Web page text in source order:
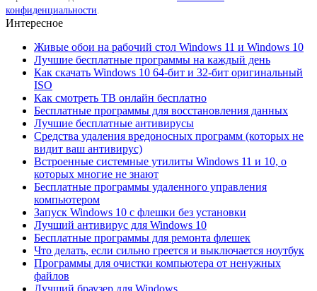
конфиденциальности
Интересное
Живые обои на рабочий стол Windows 11 и Windows 10
Лучшие бесплатные программы на каждый день
Как скачать Windows 10 64-бит и 32-бит оригинальный
ISO
Как смотреть ТВ онлайн бесплатно
Бесплатные программы для восстановления данных
Лучшие бесплатные антивирусы
Средства удаления вредоносных программ (которых не
видит ваш антивирус)
Встроенные системные утилиты Windows 11 и 10, о
которых многие не знают
Бесплатные программы удаленного управления
компьютером
Запуск Windows 10 с флешки без установки
Лучший антивирус для Windows 10
Бесплатные программы для ремонта флешек
Что делать, если сильно греется и выключается ноутбук
Программы для очистки компьютера от ненужных
файлов
Лучший браузер для Windows